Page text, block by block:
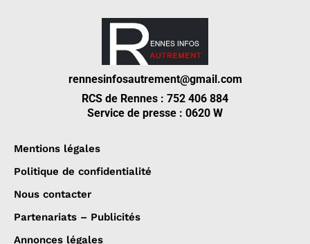
rennesinfosautrement@gmail.com
RCS de Rennes : 752 406 884
Service de presse : 0620 W
Mentions légales
Politique de confidentialité
Nous contacter
Partenariats – Publicités
Annonces légales